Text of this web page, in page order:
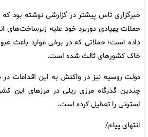
خبرگزاری تاس پیشتر در گزارشی نوشته بود که
حملات پهپادی دوربرد خود علیه زیرساخت‌های
داده است؛ حملاتی که در برخی موارد باعث
خاک کشورهای ثالث شده است.
دولت روسیه نیز در واکنش به این اقدامات در
چندین گذرگاه مرزی ریلی در مرزهای این
استونی را تعطیل کرده است.
انتهای پیام/